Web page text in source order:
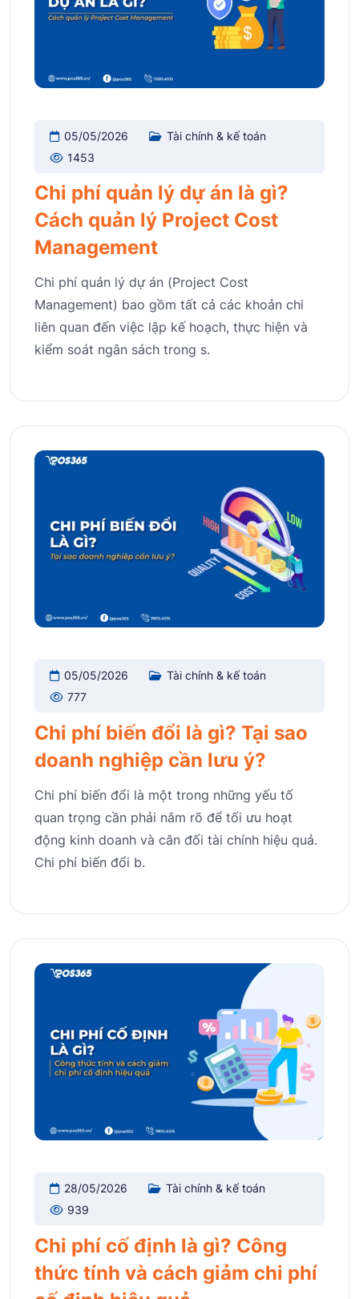
05/05/2026
Tài chính & kế toán
1453
Chi phí quản lý dự án là gì?
Cách quản lý Project Cost
Management
Chi phí quản lý dự án (Project Cost
Management) bao gồm tất cả các khoản chi
liên quan đến việc lập kế hoạch, thực hiện và
kiểm soát ngân sách trong s.
05/05/2026
Tài chính & kế toán
777
Chi phí biến đổi là gì? Tại sao
doanh nghiệp cần lưu ý?
Chi phí biến đổi là một trong những yếu tố
quan trọng cần phải nắm rõ để tối ưu hoạt
động kinh doanh và cân đối tài chính hiệu quả.
Chi phí biến đổi b.
28/05/2026
Tài chính & kế toán
939
Chi phí cố định là gì? Công
thức tính và cách giảm chi phí